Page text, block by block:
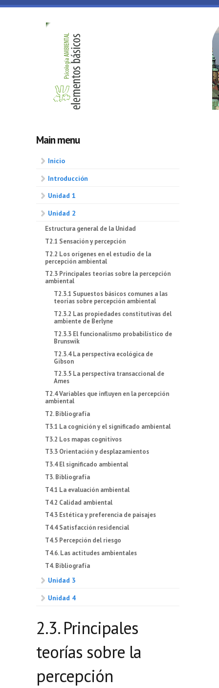
Skip to main content
Psicologia
ambiental
Main menu
Inicio
Introducción
Unidad 1
Unidad 2
Estructura general de la Unidad
T2.1 Sensación y percepción
T2.2 Los orígenes en el estudio de la
percepción ambiental
T2.3 Principales teorías sobre la percepción
ambiental
T2.3.1 Supuestos básicos comunes a las
teorías sobre percepción ambiental
T2.3.2 Las propiedades constitutivas del
ambiente de Berlyne
T2.3.3 El funcionalismo probabilístico de
Brunswik
T2.3.4 La perspectiva ecológica de
Gibson
T2.3.5 La perspectiva transaccional de
Ames
T2.4 Variables que influyen en la percepción
ambiental
T2. Bibliografía
T3.1 La cognición y el significado ambiental
T3.2 Los mapas cognitivos
T3.3 Orientación y desplazamientos
T3.4 El significado ambiental
T3. Bibliografía
T4.1 La evaluación ambiental
T4.2 Calidad ambiental
T4.3 Estética y preferencia de paisajes
T4.4 Satisfacción residencial
T4.5 Percepción del riesgo
T4.6. Las actitudes ambientales
T4. Bibliografía
Unidad 3
Unidad 4
2.3. Principales
teorías sobre la
percepción